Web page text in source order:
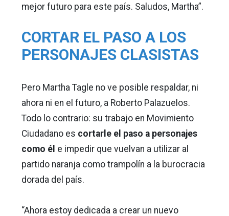
mejor futuro para este país. Saludos, Martha”.
CORTAR EL PASO A LOS
PERSONAJES CLASISTAS
Pero Martha Tagle no ve posible respaldar, ni
ahora ni en el futuro, a Roberto Palazuelos.
Todo lo contrario: su trabajo en Movimiento
Ciudadano es cortarle el paso a personajes
como él e impedir que vuelvan a utilizar al
partido naranja como trampolín a la burocracia
dorada del país.
“Ahora estoy dedicada a crear un nuevo